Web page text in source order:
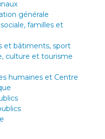
générale
familles et
et bâtiments, sport
culture et tourisme
humaines et Centre